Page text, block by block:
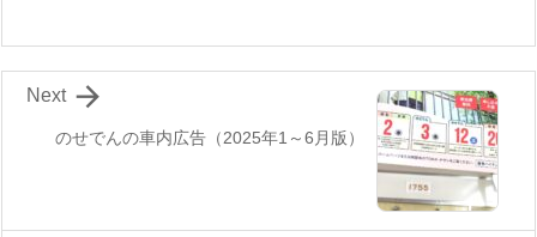
のせでんの車内広告（2025年1～6月版）

Next